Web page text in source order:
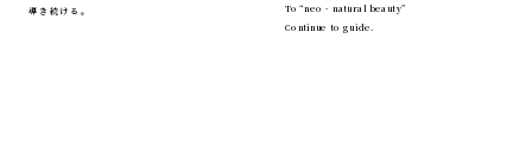
導き続ける。
To “neo - natural beauty”
Continue to guide.